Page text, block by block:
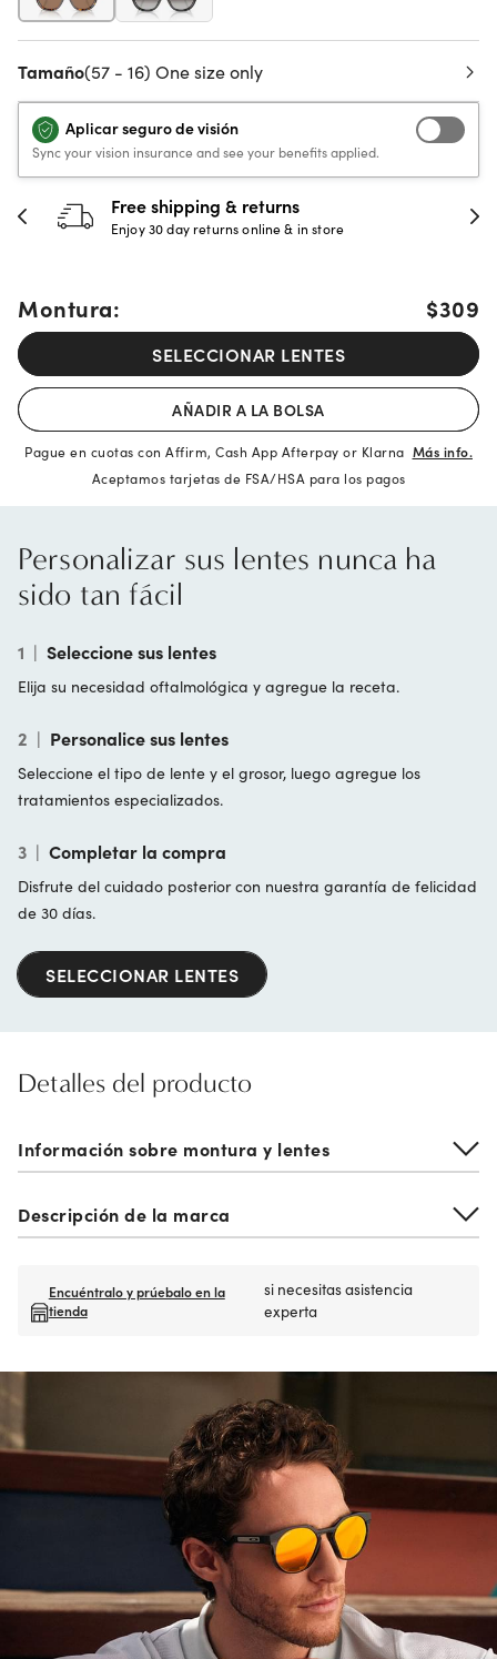
Tamaño(57 - 16) One size only
Aplicar seguro de visión
Sync your vision insurance and see your benefits applied.
30-day happiness guarantee
Full refund or replacement within 30 days
Montura: $309
SELECCIONAR LENTES
AÑADIR A LA BOLSA
Pague en cuotas con Affirm, Cash App Afterpay or Klarna Más info.
Aceptamos tarjetas de FSA/HSA para los pagos
Personalizar sus lentes nunca ha
sido tan fácil
1 | Seleccione sus lentes
Elija su necesidad oftalmológica y agregue la receta.
2 | Personalice sus lentes
Seleccione el tipo de lente y el grosor, luego agregue los
tratamientos especializados.
3 | Completar la compra
Disfrute del cuidado posterior con nuestra garantía de felicidad
de 30 días.
SELECCIONAR LENTES
Detalles del producto
Información sobre montura y lentes
Descripción de la marca
Encuéntralo y prúebalo en la
tienda
si necesitas asistencia
experta